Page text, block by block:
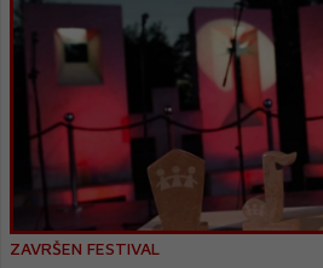
ZAVRŠEN FESTIVAL